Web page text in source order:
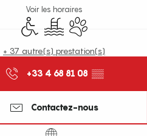
Voir les horaires
Accès handicapés
PiscineAnimaux acceptés
+ 37 autre(s) prestation(s)
+33 4 68 81 08 ▒▒
Contactez-nous